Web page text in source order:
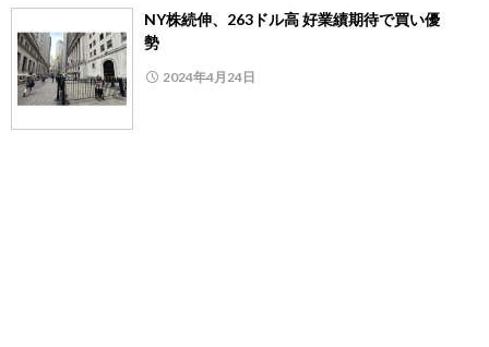
NY株続伸、263ドル高 好業績期待で買い優
勢
2024年4月24日